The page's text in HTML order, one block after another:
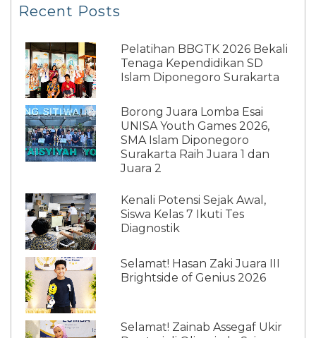
Recent Posts
Pelatihan BBGTK 2026 Bekali
Tenaga Kependidikan SD
Islam Diponegoro Surakarta
Borong Juara Lomba Esai
UNISA Youth Games 2026,
SMA Islam Diponegoro
Surakarta Raih Juara 1 dan
Juara 2
Kenali Potensi Sejak Awal,
Siswa Kelas 7 Ikuti Tes
Diagnostik
Selamat! Hasan Zaki Juara III
Brightside of Genius 2026
Selamat! Zainab Assegaf Ukir